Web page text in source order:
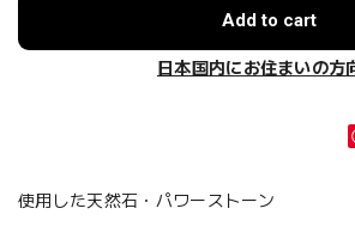
Add to cart
日本国内にお住まいの方
使用した天然石・パワーストーン